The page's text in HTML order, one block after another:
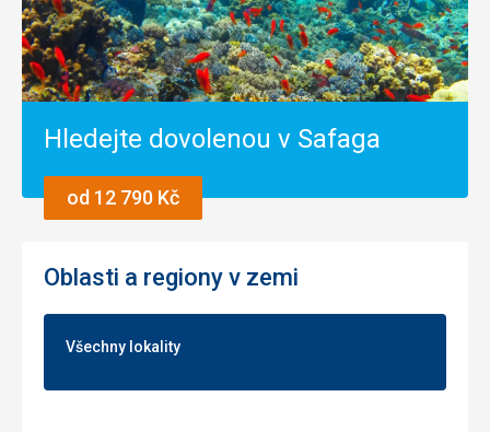
Hledejte dovolenou v Safaga
od 12 790 Kč
Oblasti a regiony v zemi
Všechny lokality